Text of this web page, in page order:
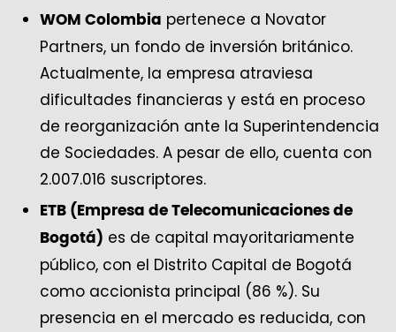
WOM Colombia pertenece a Novator
Partners, un fondo de inversión británico.
Actualmente, la empresa atraviesa
dificultades financieras y está en proceso
de reorganización ante la Superintendencia
de Sociedades. A pesar de ello, cuenta con
2.007.016 suscriptores.
ETB (Empresa de Telecomunicaciones de
Bogotá) es de capital mayoritariamente
público, con el Distrito Capital de Bogotá
como accionista principal (86 %). Su
presencia en el mercado es reducida, con